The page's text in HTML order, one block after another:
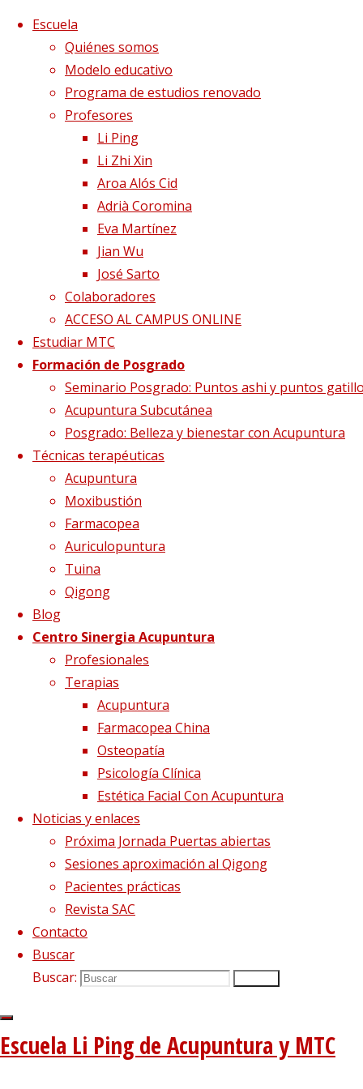
Saltar al contenido
Escuela
Quiénes somos
Modelo educativo
Programa de estudios renovado
Profesores
Li Ping
Li Zhi Xin
Aroa Alós Cid
Adrià Coromina
Eva Martínez
Jian Wu
José Sarto
Colaboradores
ACCESO AL CAMPUS ONLINE
Estudiar MTC
Formación de Posgrado
Seminario Posgrado: Puntos ashi y puntos
Acupuntura Subcutánea
Posgrado: Belleza y bienestar con Acupuntura
Técnicas terapéuticas
Acupuntura
Moxibustión
Farmacopea
Auriculopuntura
Tuina
Qigong
Blog
Centro Sinergia Acupuntura
Profesionales
Terapias
Acupuntura
Farmacopea China
Osteopatía
Psicología Clínica
Estética Facial Con Acupuntura
Noticias y enlaces
Próxima Jornada Puertas abiertas
Sesiones aproximación al Qigong
Pacientes prácticas
Revista SAC
Contacto
Buscar
Buscar:
Escuela Li Ping de Acupuntura y MTC
Página de InicioBlog
Medicina ChinaFeishu(13V)1
Feishu(13V)1
Tamaño completo2253 × 1751
Proteger el Pulmón en Medicina China